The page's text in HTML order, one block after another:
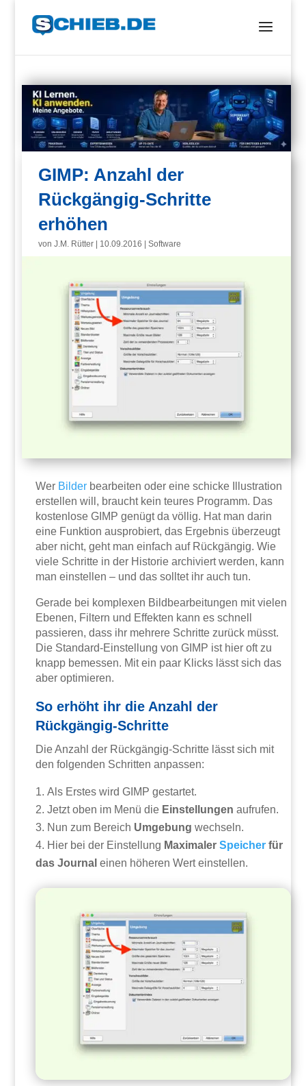
GIMP: Anzahl der
Rückgängig-Schritte
erhöhen
vonJ.M. Rütter 10.09.2016 |Software
Wer Bilder bearbeiten oder eine schicke Illustration
erstellen will, braucht kein teures Programm. Das
kostenlose GIMP genügt da völlig. Hat man darin
eine Funktion ausprobiert, das Ergebnis überzeugt
aber nicht, geht man einfach auf Rückgängig. Wie
viele Schritte in der Historie archiviert werden, kann
man einstellen – und das solltet ihr auch tun.
Gerade bei komplexen Bildbearbeitungen mit vielen
Ebenen, Filtern und Effekten kann es schnell
passieren, dass ihr mehrere Schritte zurück müsst.
Die Standard-Einstellung von GIMP ist hier oft zu
knapp bemessen. Mit ein paar Klicks lässt sich das
aber optimieren.
So erhöht ihr die Anzahl der
Rückgängig-Schritte
Die Anzahl der Rückgängig-Schritte lässt sich mit
den folgenden Schritten anpassen:
Als Erstes wird GIMP gestartet.
Jetzt oben im Menü die Einstellungen aufrufen.
Nun zum Bereich Umgebung wechseln.
Hier bei der Einstellung MaximalerSpeicher für
das Journal einen höheren Wert einstellen.